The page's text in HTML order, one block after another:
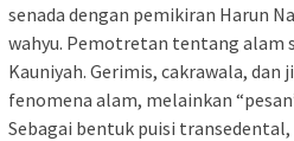
senada dengan pemikiran Harun
wahyu. Pemotretan tentang alam
Kauniyah. Gerimis, cakrawala, dan
fenomena alam, melainkan
Sebagai bentuk puisi